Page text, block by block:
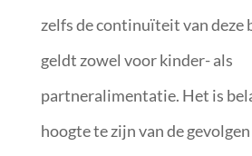
zelfs de continuïteit van deze
geldt zowel voor kinder- als
partneralimentatie. Het is
hoogte te zijn van de